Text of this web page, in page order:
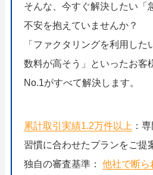
そんな、今すぐ解決したい「
不安を抱えていませんか？
「ファクタリングを利用し
数料が高そう」といったお客
No.1がすべて解決します。
累計取引実績1.2万件以上 ：
習慣に合わせたプランをご提
独自の審査基準： 他社で断ら